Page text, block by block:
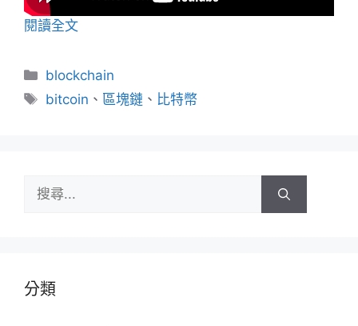
閱讀全文
分
類
blockchain
標
bitcoin 、 區塊鏈 、 比特幣
尋:
分類